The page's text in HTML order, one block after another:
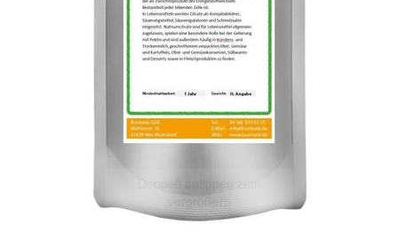
Doppelt antippen zum
vergrößern